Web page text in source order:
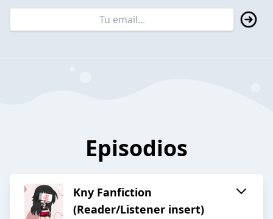
Episodios
Kny Fanfiction
(Reader/Listener insert)